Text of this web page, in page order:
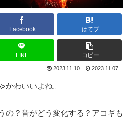
Facebook はてブ
LINE コピー
2023.11.10 2023.11.07
かわいいよね。
の？音がどう変化する？アコギも